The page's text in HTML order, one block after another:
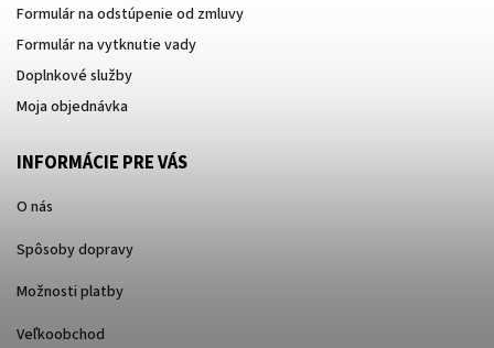
Formulár na odstúpenie od zmluvy
Formulár na vytknutie vady
Doplnkové služby
Moja objednávka
INFORMÁCIE PRE VÁS
O nás
Spôsoby dopravy
Možnosti platby
Veľkoobchod